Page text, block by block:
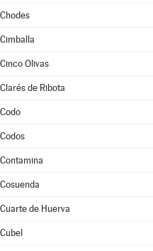
Chodes
Cimballa
Cinco Olivas
Clarés de Ribota
Codo
Codos
Contamina
Cosuenda
Cuarte de Huerva
Cubel